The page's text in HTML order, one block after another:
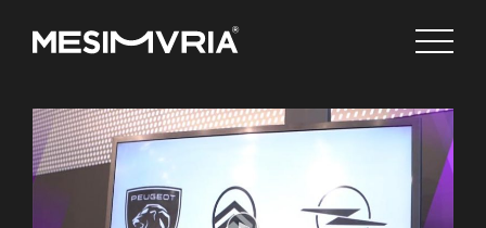
Ελληνικά
Channels